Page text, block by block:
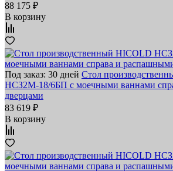
88 175 ₽
В корзину
Под заказ: 30 дней Стол
НСЗ2М-18/6БП с моечными ваннами
дверцами
83 619 ₽
В корзину